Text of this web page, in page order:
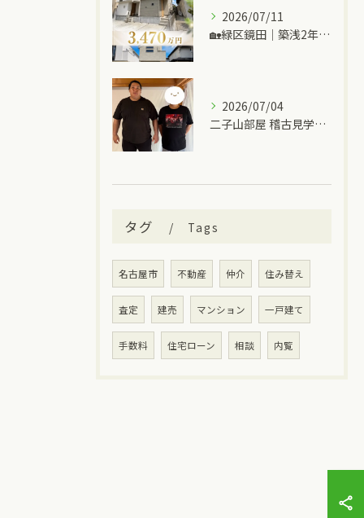
2026/07/11
🏡緑区鏡田｜築浅2年の中古一戸建て
2026/07/04
二子山部屋 稽古見学＆ちゃんこ🍲
タグ Tags
名古屋市 不動産 仲介 住み替え
査定 建売 マンション 一戸建て
手数料 住宅ローン 相談 内覧